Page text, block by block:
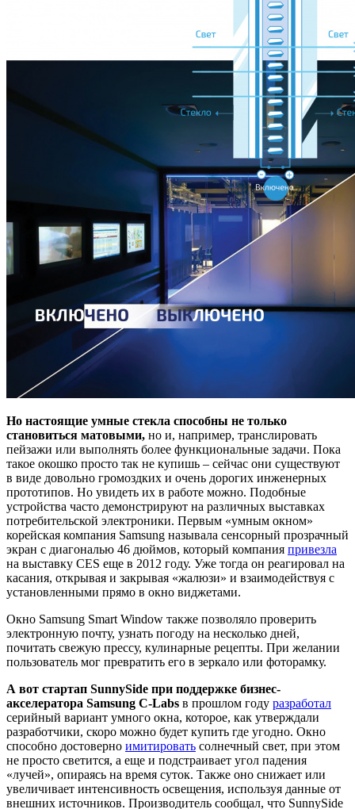
Но настоящие умные стекла способны не только
становиться матовыми, но и, например, транслировать
пейзажи или выполнять более функциональные задачи. Пока
такое окошко просто так не купишь – сейчас они существуют
в виде довольно громоздких и очень дорогих инженерных
прототипов. Но увидеть их в работе можно. Подобные
устройства часто демонстрируют на различных выставках
потребительской электроники. Первым «умным окном»
корейская компания Samsung называла сенсорный прозрачный
экран с диагональю 46 дюймов, который компания привезла
на выставку CES еще в 2012 году. Уже тогда он реагировал на
касания, открывая и закрывая «жалюзи» и взаимодействуя с
установленными прямо в окно виджетами.
Окно Samsung Smart Window также позволяло проверить
электронную почту, узнать погоду на несколько дней,
почитать свежую прессу, кулинарные рецепты. При желании
пользователь мог превратить его в зеркало или фоторамку.
А вот стартап SunnySide при поддержке бизнес-
акселератора Samsung C-Labs в прошлом году разработал
серийный вариант умного окна, которое, как утверждали
разработчики, скоро можно будет купить где угодно. Окно
способно достоверно имитировать солнечный свет, при этом
не просто светится, а еще и подстраивает угол падения
«лучей», опираясь на время суток. Также оно снижает или
увеличивает интенсивность освещения, используя данные от
внешних источников. Производитель сообщал, что SunnySide